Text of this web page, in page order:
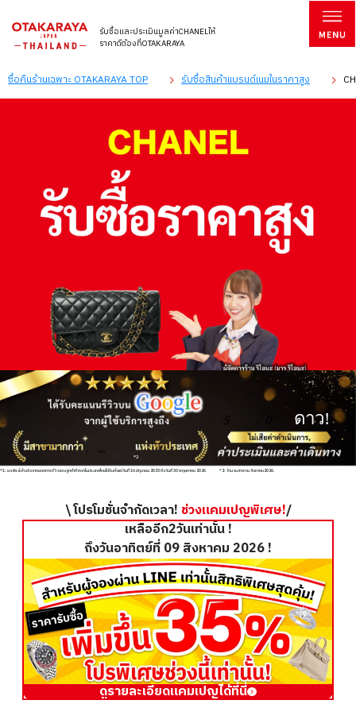
รับซื้อและประเมินมูลค่าCHANELให้
ราคาดีต้องที่OTAKARAYA
ซื้อคืนร้านเฉพาะ OTAKARAYA TOP รับซื้อสินค้าแบรนด์เนมในราคาสูง
5 ดาว!
*1
*2
*1: ผลลัพธ์อ้างอิงจากยอดการรีวิวของลูกค้าที่สาขาในประเทศไทยได้รับตั้งแต่วันที่ 16 มิถุนายน 2025 ถึงวันที่ 30 พฤษภาคม 2026 *2: จำนวนสาขา ณ สิงหาคม2026.
\ โปรโมชั่นจำกัดเวลา! ช่วงแคมเปญพิเศษ!/
เหลืออีก2วันเท่านั้น !
ถึงวันอาทิตย์ที่ 09 สิงหาคม 2026 !
ดูรายละเอียดแคมเปญได้ที่นี่